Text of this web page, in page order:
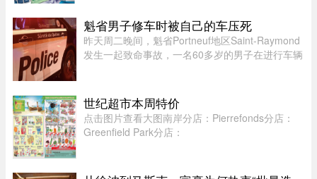
了该业主的申请。调查发现，这户家庭在扣除开支
后，年净收入超过 23,000 元，而且 ...
魁省男子修车时被自己的车压死
昨天周二晚间，魁省Portneuf地区Saint-Raymond
发生一起致命事故，一名60多岁的男子在进行车辆
Raymond的rang Sainte-Croix，当时一名 ...
世纪超市本周特价
点击图片查看大图南岸分店：Pierrefonds分店：
Greenfield Park分店：